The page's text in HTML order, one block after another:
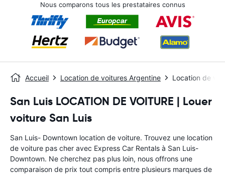
Nous comparons tous les prestataires connus
Accueil Location de voitures Argentine Location de
San Luis LOCATION DE VOITURE | Louer
voiture San Luis
San Luis- Downtown location de voiture. Trouvez une location
de voiture pas cher avec Express Car Rentals à San Luis-
Downtown. Ne cherchez pas plus loin, nous offrons une
comparaison de prix tout compris entre plusieurs marques de